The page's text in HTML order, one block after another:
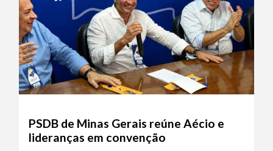
PSDB de Minas Gerais reúne Aécio e
lideranças em convenção